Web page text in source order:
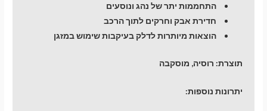
התחממות יתר של נהג ונוסעים
חדירת אבק וחרקים לתוך הרכב
הוצאות מיותרות לדלק בעיקבות שימוש במזגן
תוצרת: רוסיה, מוסקבה
יתרונות נוספות: